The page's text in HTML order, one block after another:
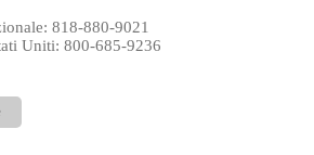
818-880-9021
Uniti: 800-685-9236